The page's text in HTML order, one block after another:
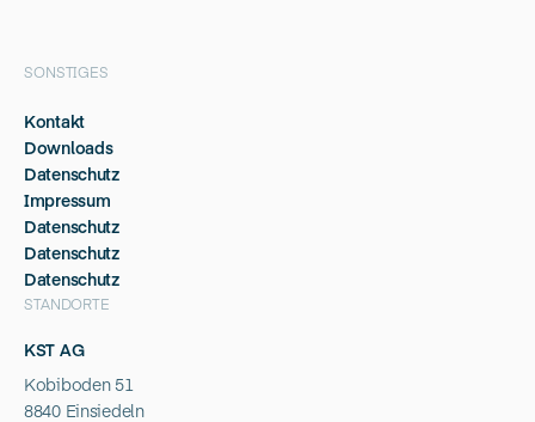
STANDORTE
KST AG
Kobiboden 51
8840 Einsiedeln
SONSTIGES
Kontakt
Downloads
Datenschutz
Impressum
Datenschutz
Datenschutz
Datenschutz